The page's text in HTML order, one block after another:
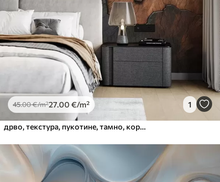
45.00€/m²27 .00 €/m² 1